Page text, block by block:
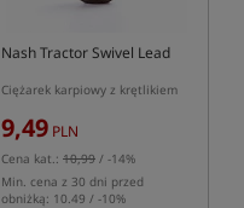
Nash Tractor Swivel Lead
Ciężarek karpiowy z krętlikiem
9,49 PLN
Cena kat.: 10,99 / -14%
Min. cena z 30 dni przed
obniżką: 10.49 / -10%